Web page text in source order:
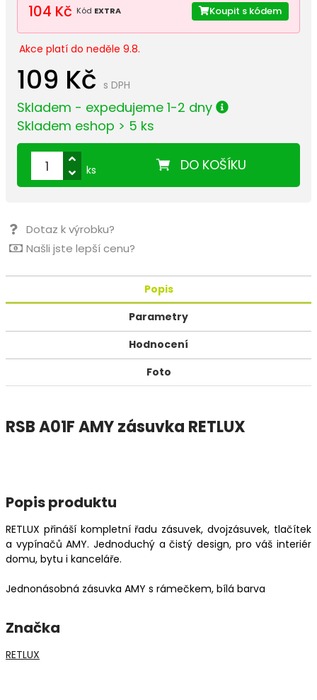
104 Kč Kód EXTRA Koupit s kódem
Akce platí do neděle 9.8.
109 Kč s DPH
Skladem - expedujeme 1-2 dny
Skladem eshop > 5 ks
DO KOŠÍKU
ks
Dotaz k výrobku?
Našli jste lepší cenu?
Popis
Parametry
Hodnocení
Foto
RSB A01F AMY zásuvka RETLUX
Popis produktu
RETLUX přináší kompletní řadu zásuvek, dvojzásuvek, tlačítek
a vypínačů AMY. Jednoduchý a čistý design, pro váš interiér
domu, bytu i kanceláře.
Jednonásobná zásuvka AMY s rámečkem, bílá barva
Značka
RETLUX